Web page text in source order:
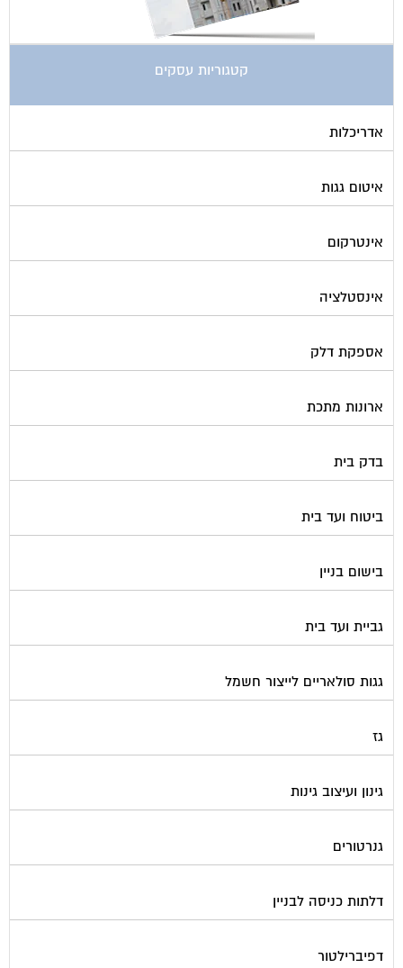
קטגוריות עסקים
אדריכלות
איטום גגות
אינטרקום
אינסטלציה
אספקת דלק
ארונות מתכת
בדק בית
ביטוח ועד בית
בישום בניין
גביית ועד בית
גגות סולאריים לייצור חשמל
גז
גינון ועיצוב גינות
גנרטורים
דלתות כניסה לבניין
דפיברילטור